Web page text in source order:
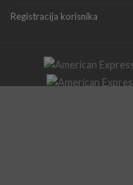
Registracija korisnika